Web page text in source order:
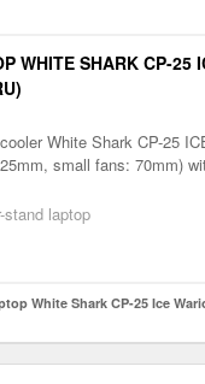
WHITE SHARK CP-25
White Shark CP-25
small fans: 70mm)
laptop
White Shark CP-25 Ice